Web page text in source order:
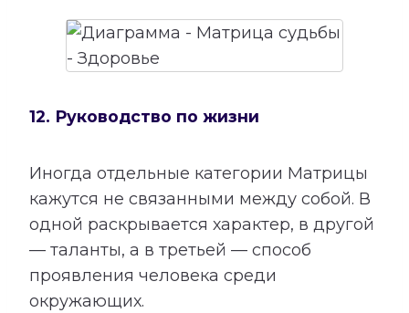
12. Руководство по жизни
Иногда отдельные категории Матрицы
кажутся не связанными между собой. В
одной раскрывается характер, в другой
— таланты, а в третьей — способ
проявления человека среди
окружающих.